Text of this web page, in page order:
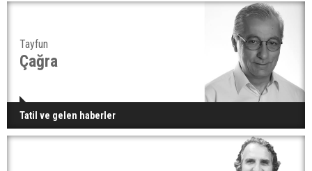
Tayfun
Çağra
Tatil ve gelen haberler